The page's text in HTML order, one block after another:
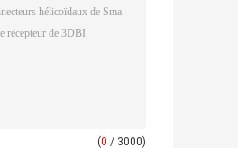
(0 / 3000)